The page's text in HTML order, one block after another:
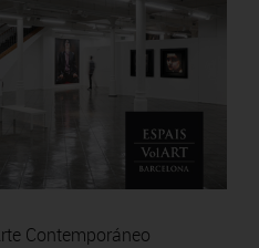
Contemporáneo